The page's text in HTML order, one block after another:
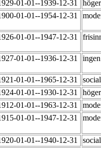
01-01--1939-12-31
01-01--1954-12-31
01-01--1947-12-31
01-01--1936-12-31
01-01--1965-12-31
01-01--1930-12-31
01-01--1963-12-31
01-01--1947-12-31
01-01--1940-12-31